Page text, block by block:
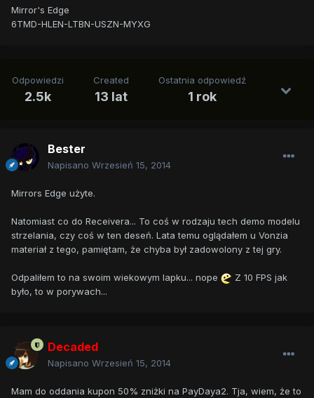
Mirror's Edge
6TMD-HLEN-LTBN-USZN-MYXG
Odpowiedzi
2.5k
Created
13 lat
Ostatnia odpowiedź
1 rok
Bester
Napisano Wrzesień 15, 2014
Mirrors Edge użyte.
Natomiast co do Receivera... To coś w rodzaju tech demo modelu
strzelania, czy coś w ten deseń. Lata temu oglądałem u Vonzia
materiał z tego, pamiętam, że chyba był zadowolony z tej gry.
Odpaliłem to na swoim wiekowym lapku... nope
Z 10 FPS jak
było, to w porywach...
Decaded
Napisano Wrzesień 15, 2014
Mam do oddania kupon 50% zniżki na PayDaya2. Tja, wiem, że to